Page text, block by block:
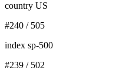
country US
#240 / 505
index sp-500
#239 / 502